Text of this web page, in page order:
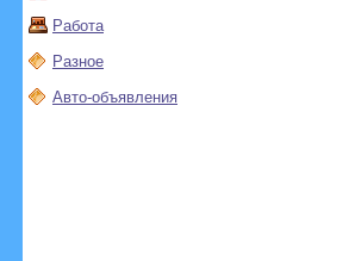
Работа
Разное
Авто-объявления